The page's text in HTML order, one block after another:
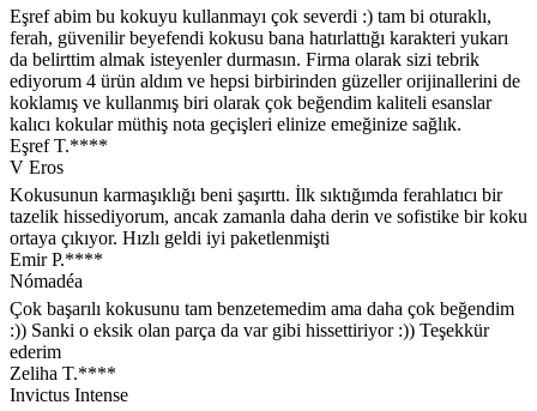
Eşref abim bu kokuyu kullanmayı çok severdi :) tam bi oturaklı,
ferah, güvenilir beyefendi kokusu bana hatırlattığı karakteri yukarı
da belirttim almak isteyenler durmasın. Firma olarak sizi tebrik
ediyorum 4 ürün aldım ve hepsi birbirinden güzeller orijinallerini de
koklamış ve kullanmış biri olarak çok beğendim kaliteli esanslar
kalıcı kokular müthiş nota geçişleri elinize emeğinize sağlık.
Eşref T.****
V Eros
Kokusunun karmaşıklığı beni şaşırttı. İlk sıktığımda ferahlatıcı bir
tazelik hissediyorum, ancak zamanla daha derin ve sofistike bir koku
ortaya çıkıyor. Hızlı geldi iyi paketlenmişti
Emir P.****
Nómadéa
Çok başarılı kokusunu tam benzetemedim ama daha çok beğendim
:)) Sanki o eksik olan parça da var gibi hissettiriyor :)) Teşekkür
ederim
Zeliha T.****
Invictus Intense